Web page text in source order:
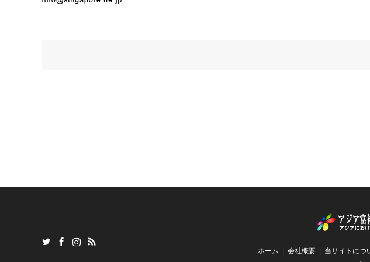
ホーム 会社概要 当サイトにつ